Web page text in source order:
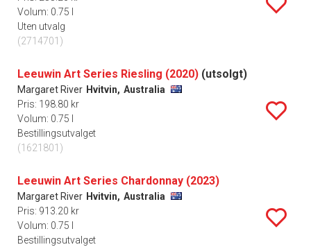
Volum: 0.75 l
Uten utvalg
(2714701)
Leeuwin Art Series Riesling (2020) (utsolgt)
Margaret River Hvitvin, Australia
Pris: 198.80 kr
Volum: 0.75 l
Bestillingsutvalget
(1621801)
Leeuwin Art Series Chardonnay (2023)
Margaret River Hvitvin, Australia
Pris: 913.20 kr
Volum: 0.75 l
Bestillingsutvalget